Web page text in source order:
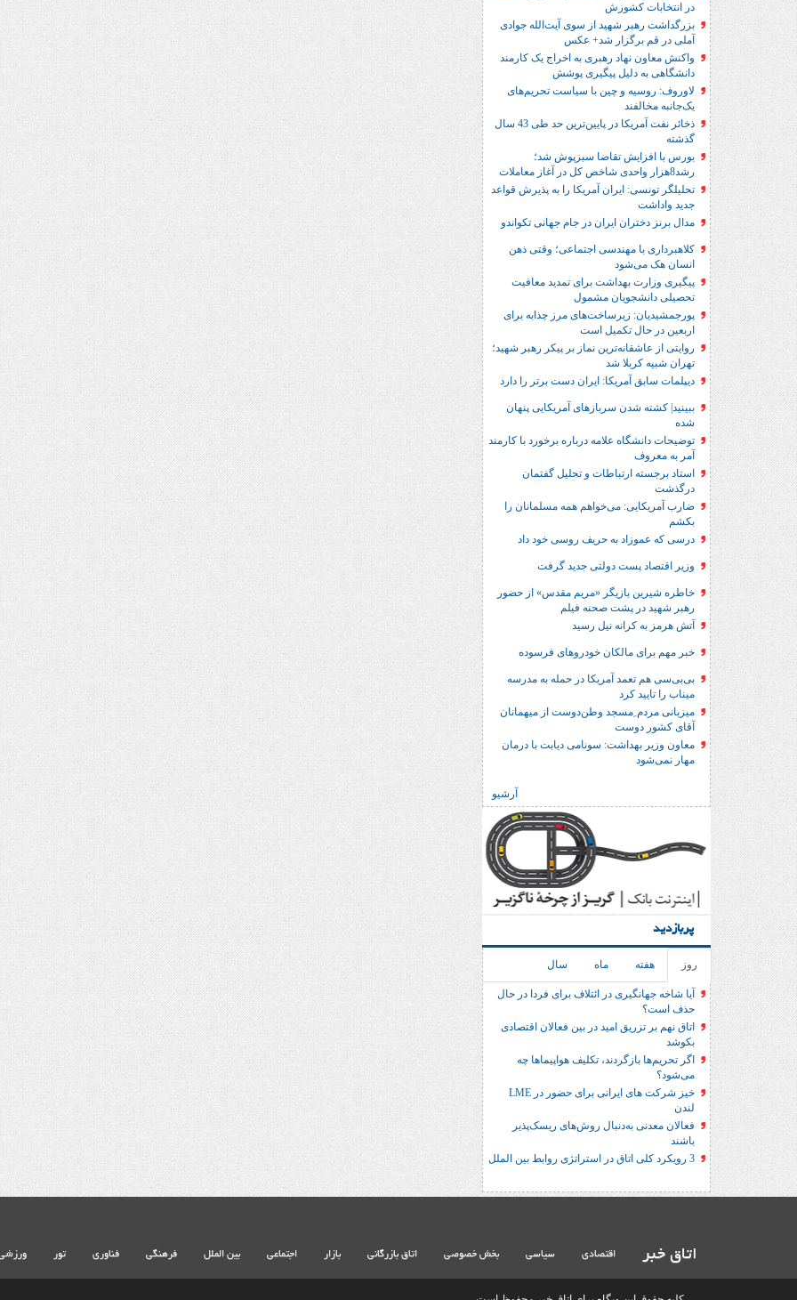
در انتخابات کشورش
بزرگداشت رهبر شهید از سوی آیت‌الله جوادی
آملی در قم برگزار شد+ عکس
واکنش معاون نهاد رهبری به اخراج یک کارمند
دانشگاهی به دلیل پیگیری پوشش
لاوروف: روسیه و چین با سیاست تحریم‌های
یک‌جانبه مخالفند
ذخائر نفت آمریکا در پایین‌ترین حد طی 43 سال
گذشته
بورس با افزایش تقاضا سبزپوش شد؛
رشد8هزار واحدی شاخص کل در آغاز معاملات
تحلیلگر تونسی: ایران آمریکا را به پذیرش قواعد
جدید واداشت
مدال برنز دختران ایران در جام جهانی تکواندو
کلاهبرداری با مهندسی اجتماعی؛ وقتی ذهن
انسان هک می‌شود
پیگیری وزارت بهداشت برای تمدید معافیت
تحصیلی دانشجویان مشمول
پورجمشیدیان: زیرساخت‌های مرز چذابه برای
اربعین در حال تکمیل است
روایتی از عاشقانه‌ترین نماز بر پیکر رهبر شهید؛‌
تهران‌ شبیه کربلا شد
دیپلمات سابق آمریکا: ایران دست برتر را دارد
ببینید| کشته شدن سربازهای آمریکایی پنهان
شده
توضیحات دانشگاه علامه درباره برخورد با کارمند
آمر به معروف
استاد برجسته ارتباطات و تحلیل گفتمان
درگذشت
ضارب آمریکایی: می‌خواهم همه مسلمانان را
بکشم
درسی که عموزاد به حریف روسی خود داد
وزیر اقتصاد پست دولتی جدید گرفت
خاطره شیرین بازیگر «مریم مقدس» از حضور
رهبر شهید در پشت صحنه فیلم
آتش هرمز به کرانه نیل رسید
خبر مهم برای مالکان خودروهای فرسوده
بی‌بی‌سی هم تعمد آمریکا در حمله به مدرسه
میناب را تایید کرد
میزبانی مردم ِمسجد وطن‌دوست از میهمانان
آقای کشور دوست
معاون وزیر بهداشت: سونامی دیابت با درمان
مهار نمی‌شود
آرشیو
پربازدید
روز هفته ماه سال
آیا شاخه جهانگیری در ائتلاف برای فردا در حال
حذف است؟
اتاق نهم بر تزریق امید در بین فعالان اقتصادی
بکوشد
اگر تحریم‌ها بازگردند، تکلیف هواپیماها چه
می‌شود؟
خیز شرکت های ایرانی برای حضور در LME
لندن
فعالان معدنی به‌دنبال روش‌های ریسک‌پذیر
باشند
3 رویکرد کلی اتاق در استراتژی روابط بین الملل
اتاق خبر اقتصادی سیاسی بخش خصوصی اتاق بازرگانی بازار اجتماعی بین الملل فرهنگی فناوری تور